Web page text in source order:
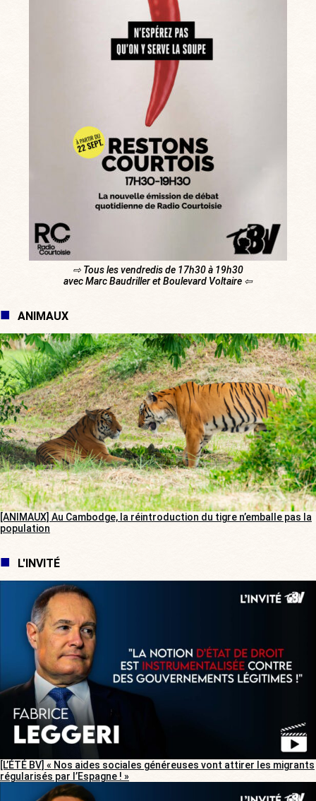
⇨ Tous les vendredis de 17h30 à 19h30
avec Marc Baudriller et Boulevard Voltaire ⇦
ANIMAUX
[ANIMAUX] Au Cambodge, la réintroduction du tigre n’emballe pas la
population
L'INVITÉ
[L’ÉTÉ BV] « Nos aides sociales généreuses vont attirer les migrants
régularisés par l’Espagne ! »